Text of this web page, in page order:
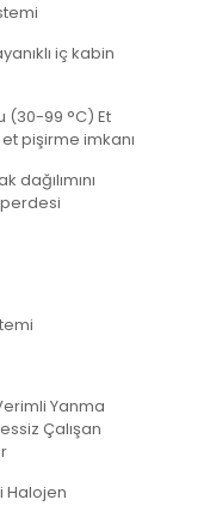
iç kabin
(30-99 °C) Et
pişirme imkanı
dağılımını
Yanma
Çalışan
Halojen